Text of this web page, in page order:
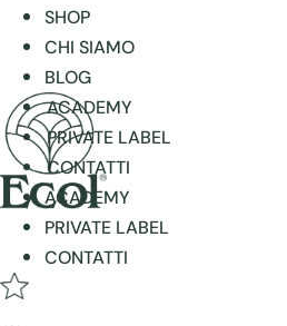
SHOP
CHI SIAMO
BLOG
ACADEMY
PRIVATE LABEL
CONTATTI
ACADEMY
PRIVATE LABEL
CONTATTI